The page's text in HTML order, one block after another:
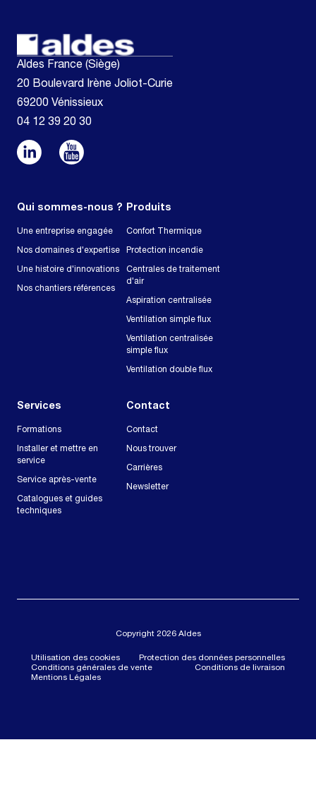
Aldes France (Siège)
20 Boulevard Irène Joliot-Curie
69200 Vénissieux
04 12 39 20 30
Qui sommes-nous ?
Une entreprise engagée
Nos domaines d'expertise
Une histoire d'innovations
Nos chantiers références
Produits
Confort Thermique
Protection incendie
Centrales de traitement
d'air
Aspiration centralisée
Ventilation simple flux
Ventilation centralisée
simple flux
Ventilation double flux
Services
Formations
Installer et mettre en
service
Service après-vente
Catalogues et guides
techniques
Contact
Contact
Nous trouver
Carrières
Newsletter
Copyright 2026 Aldes
Utilisation des cookies
Protection des données personnelles
Conditions générales de vente
Conditions de livraison
Mentions Légales